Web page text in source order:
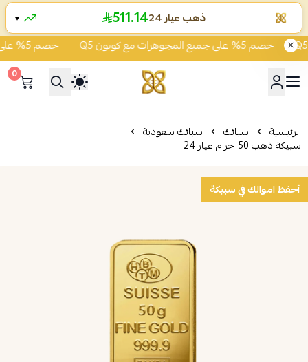
خصم 5% على جميع المجوهرات مع كوبون Q5 خصم 5% على جميع المجوهرات مع كوبون Q5
شركة قمة زاوية الشفاء
0
الرئيسية سبائك سبائك سعودية
سبيكة ذهب 50 جرام عيار 24
أحفظ اموالك في سبيكة
ذهب عيار 24 511.14
▼